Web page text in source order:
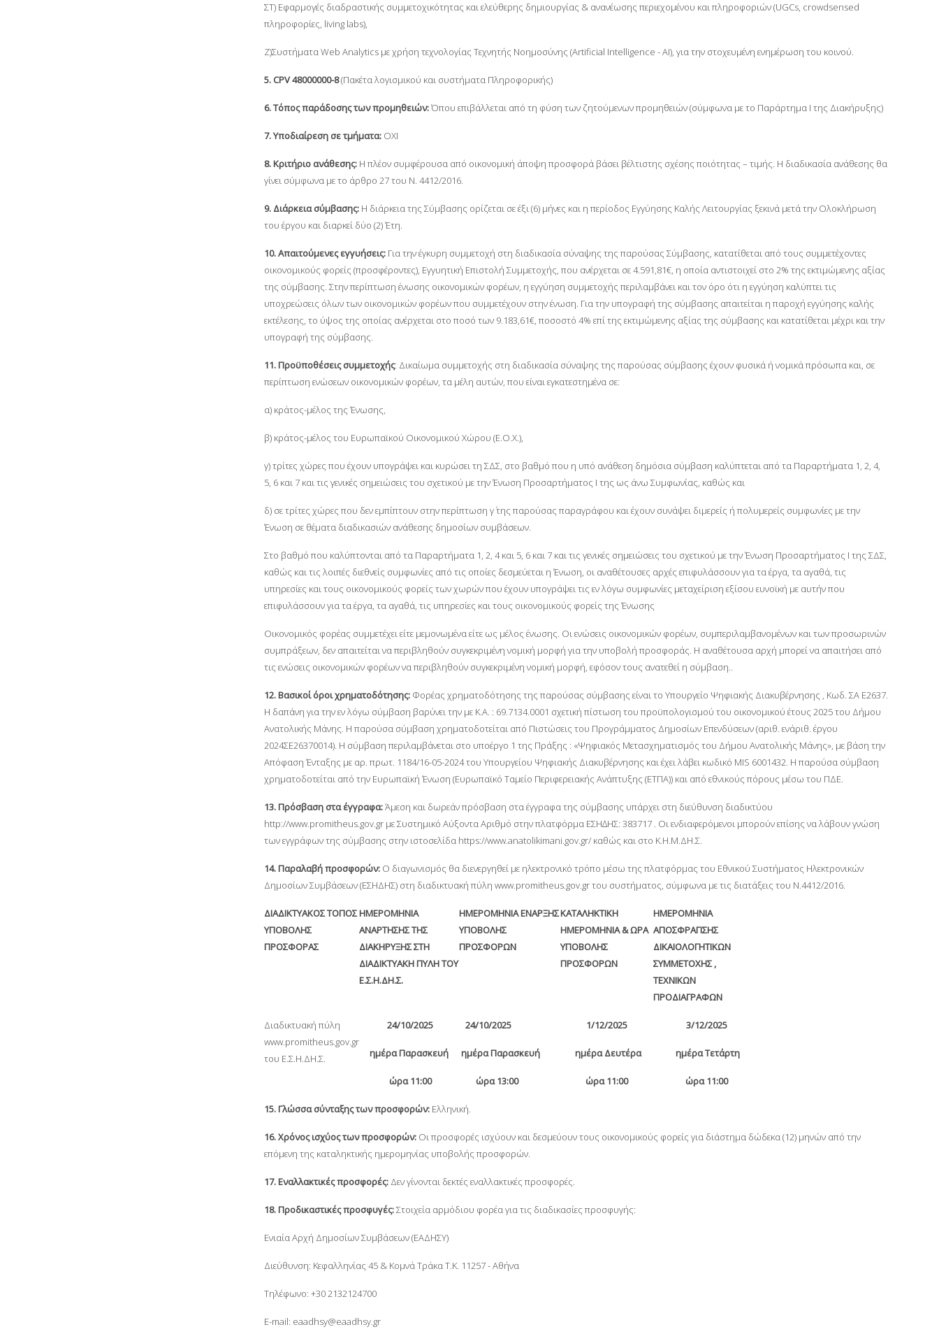
ΣΤ) Εφαρμογές διαδραστικής συμμετοχικότητας και ελεύθερης δημιουργίας & ανανέωσης περιεχομένου και πληροφοριών (UGCs, crowdsensed
πληροφορίες, living labs),
Ζ)Συστήματα Web Analytics με χρήση τεχνολογίας Τεχνητής Νοημοσύνης (Artificial Intelligence - AI), για την στοχευμένη ενημέρωση του κοινού.
5. CPV 48000000-8(Πακέτα λογισμικού και συστήματα Πληροφορικής)
6. Τόπος παράδοσης των προμηθειών:Όπου επιβάλλεται από τη φύση των ζητούμενων προμηθειών (σύμφωνα με το Παράρτημα Ι της Διακήρυξης)
7. Υποδιαίρεση σε τμήματα: ΟΧΙ
8. Κριτήριο ανάθεσης: Η πλέον συμφέρουσα από οικονομική άποψη προσφορά βάσει βέλτιστης σχέσης ποιότητας – τιμής. Η διαδικασία ανάθεσης θα
γίνει σύμφωνα με το άρθρο 27 του Ν. 4412/2016.
9. Διάρκεια σύμβασης: Η διάρκεια της Σύμβασης ορίζεται σε έξι (6) μήνες και η περίοδος Εγγύησης Καλής Λειτουργίας ξεκινά μετά την Ολοκλήρωση
του έργου και διαρκεί δύο (2) Έτη.
10. Απαιτούμενες εγγυήσεις: Για την έγκυρη συμμετοχή στη διαδικασία σύναψης της παρούσας Σύμβασης, κατατίθεται από τους συμμετέχοντες
οικονομικούς φορείς (προσφέροντες), Εγγυητική Επιστολή Συμμετοχής, που ανέρχεται σε 4.591,81€, η οποία αντιστοιχεί στο 2% της εκτιμώμενης αξίας
της σύμβασης. Στην περίπτωση ένωσης οικονομικών φορέων, η εγγύηση συμμετοχής περιλαμβάνει και τον όρο ότι η εγγύηση καλύπτει τις
υποχρεώσεις όλων των οικονομικών φορέων που συμμετέχουν στην ένωση. Για την υπογραφή της σύμβασης απαιτείται η παροχή εγγύησης καλής
εκτέλεσης, το ύψος της οποίας ανέρχεται στο ποσό των 9.183,61€, ποσοστό 4% επί της εκτιμώμενης αξίας της σύμβασης και κατατίθεται μέχρι και την
υπογραφή της σύμβασης.
11. Προϋποθέσεις συμμετοχής: Δικαίωμα συμμετοχής στη διαδικασία σύναψης της παρούσας σύμβασης έχουν φυσικά ή νομικά πρόσωπα και, σε
περίπτωση ενώσεων οικονομικών φορέων, τα μέλη αυτών, που είναι εγκατεστημένα σε:
α) κράτος-μέλος της Ένωσης,
β) κράτος-μέλος του Ευρωπαϊκού Οικονομικού Χώρου (Ε.Ο.Χ.),
γ) τρίτες χώρες που έχουν υπογράψει και κυρώσει τη ΣΔΣ, στο βαθμό που η υπό ανάθεση δημόσια σύμβαση καλύπτεται από τα Παραρτήματα 1, 2, 4,
5, 6 και 7 και τις γενικές σημειώσεις του σχετικού με την Ένωση Προσαρτήματος I της ως άνω Συμφωνίας, καθώς και
δ) σε τρίτες χώρες που δεν εμπίπτουν στην περίπτωση γ΄ της παρούσας παραγράφου και έχουν συνάψει διμερείς ή πολυμερείς συμφωνίες με την
Ένωση σε θέματα διαδικασιών ανάθεσης δημοσίων συμβάσεων.
Στο βαθμό που καλύπτονται από τα Παραρτήματα 1, 2, 4 και 5, 6 και 7 και τις γενικές σημειώσεις του σχετικού με την Ένωση Προσαρτήματος I της ΣΔΣ,
καθώς και τις λοιπές διεθνείς συμφωνίες από τις οποίες δεσμεύεται η Ένωση, οι αναθέτουσες αρχές επιφυλάσσουν για τα έργα, τα αγαθά, τις
υπηρεσίες και τους οικονομικούς φορείς των χωρών που έχουν υπογράψει τις εν λόγω συμφωνίες μεταχείριση εξίσου ευνοϊκή με αυτήν που
επιφυλάσσουν για τα έργα, τα αγαθά, τις υπηρεσίες και τους οικονομικούς φορείς της Ένωσης
Οικονομικός φορέας συμμετέχει είτε μεμονωμένα είτε ως μέλος ένωσης. Οι ενώσεις οικονομικών φορέων, συμπεριλαμβανομένων και των προσωρινών
συμπράξεων, δεν απαιτείται να περιβληθούν συγκεκριμένη νομική μορφή για την υποβολή προσφοράς. Η αναθέτουσα αρχή μπορεί να απαιτήσει από
τις ενώσεις οικονομικών φορέων να περιβληθούν συγκεκριμένη νομική μορφή, εφόσον τους ανατεθεί η σύμβαση..
12. Βασικοί όροι χρηματοδότησης: Φορέας χρηματοδότησης της παρούσας σύμβασης είναι το Υπουργείο Ψηφιακής Διακυβέρνησης , Κωδ. ΣΑ Ε2637.
Η δαπάνη για την εν λόγω σύμβαση βαρύνει την με Κ.Α. : 69.7134.0001 σχετική πίστωση του προϋπολογισμού του οικονομικού έτους 2025 του Δήμου
Ανατολικής Μάνης. Η παρούσα σύμβαση χρηματοδοτείται από Πιστώσεις του Προγράμματος Δημοσίων Επενδύσεων (αριθ. ενάριθ. έργου
2024ΣΕ26370014). Η σύμβαση περιλαμβάνεται στο υποέργο 1 της Πράξης : «Ψηφιακός Μετασχηματισμός του Δήμου Ανατολικής Μάνης», με βάση την
Απόφαση Ένταξης με αρ. πρωτ. 1184/16-05-2024 του Υπουργείου Ψηφιακής Διακυβέρνησης και έχει λάβει κωδικό MIS 6001432. Η παρούσα σύμβαση
χρηματοδοτείται από την Ευρωπαϊκή Ένωση (Ευρωπαϊκό Ταμείο Περιφερειακής Ανάπτυξης (ΕΤΠΑ)) και από εθνικούς πόρους μέσω του ΠΔΕ.
13. Πρόσβαση στα έγγραφα:Άμεση και δωρεάν πρόσβαση στα έγγραφα της σύμβασης υπάρχει στη διεύθυνση διαδικτύου
http://www.promitheus.gov.gr µε Συστηµικό Αύξοντα Αριθµό στην πλατφόρμα ΕΣΗ∆ΗΣ: 383717 . Οι ενδιαφερόμενοι μπορούν επίσης να λάβουν γνώση
των εγγράφων της σύμβασης στην ιστοσελίδα https://www.anatolikimani.gov.gr/ καθώς και στο Κ.Η.Μ.ΔΗ.Σ.
14. Παραλαβή προσφορών: Ο διαγωνισμός θα διενεργηθεί με ηλεκτρονικό τρόπο μέσω της πλατφόρμας του Εθνικού Συστήματος Ηλεκτρονικών
Δημοσίων Συμβάσεων (ΕΣΗΔΗΣ) στη διαδικτυακή πύλη www.promitheus.gov.gr του συστήματος, σύμφωνα με τις διατάξεις του Ν.4412/2016.
ΔΙΑΔΙΚΤΥΑΚΟΣ ΤΟΠΟΣ
ΥΠΟΒΟΛΗΣ
ΠΡΟΣΦΟΡΑΣ
ΗΜΕΡΟΜΗΝΙΑ
ΑΝΑΡΤΗΣΗΣ ΤΗΣ
ΔΙΑΚΗΡΥΞΗΣ ΣΤΗ
ΔΙΑΔΙΚΤΥΑΚΗ ΠΥΛΗ ΤΟΥ
Ε.Σ.Η.ΔΗ.Σ.
ΗΜΕΡΟΜΗΝΙΑ ΕΝΑΡΞΗΣ
ΥΠΟΒΟΛΗΣ
ΠΡΟΣΦΟΡΩΝ
ΚΑΤΑΛΗΚΤΙΚΗ
ΗΜΕΡΟΜΗΝΙΑ & ΩΡΑ
ΥΠΟΒΟΛΗΣ
ΠΡΟΣΦΟΡΩΝ
ΗΜΕΡΟΜΗΝΙΑ
ΑΠΟΣΦΡΑΓΙΣΗΣ
ΔΙΚΑΙΟΛΟΓΗΤΙΚΩΝ
ΣΥΜΜΕΤΟΧΗΣ ,
ΤΕΧΝΙΚΩΝ
ΠΡΟΔΙΑΓΡΑΦΩΝ
Διαδικτυακή πύλη
www.promitheus.gov.gr
του Ε.Σ.Η.ΔΗ.Σ.
24/10/2025
ημέραΠαρασκευή
ώρα 11:00
24/10/2025
ημέραΠαρασκευή
ώρα 13:00
1/12/2025
ημέραΔευτέρα
ώρα 11:00
3/12/2025
ημέραΤετάρτη
ώρα 11:00
15. Γλώσσα σύνταξης των προσφορών: Ελληνική.
16. Χρόνος ισχύος των προσφορών: Οι προσφορές ισχύουν και δεσμεύουν τους οικονομικούς φορείς για διάστημα δώδεκα (12) μηνών από την
επόμενη της καταληκτικής ημερομηνίας υποβολής προσφορών.
17. Εναλλακτικές προσφορές: Δεν γίνονται δεκτές εναλλακτικές προσφορές.
18. Προδικαστικές προσφυγές:Στοιχεία αρμόδιου φορέα για τις διαδικασίες προσφυγής:
Ενιαία Αρχή Δημοσίων Συμβάσεων (ΕΑΔΗΣΥ)
Διεύθυνση: Κεφαλληνίας 45 & Κομνά Τράκα Τ.Κ. 11257 - Αθήνα
Τηλέφωνο: +30 2132124700
Ε-mail: eaadhsy@eaadhsy.gr